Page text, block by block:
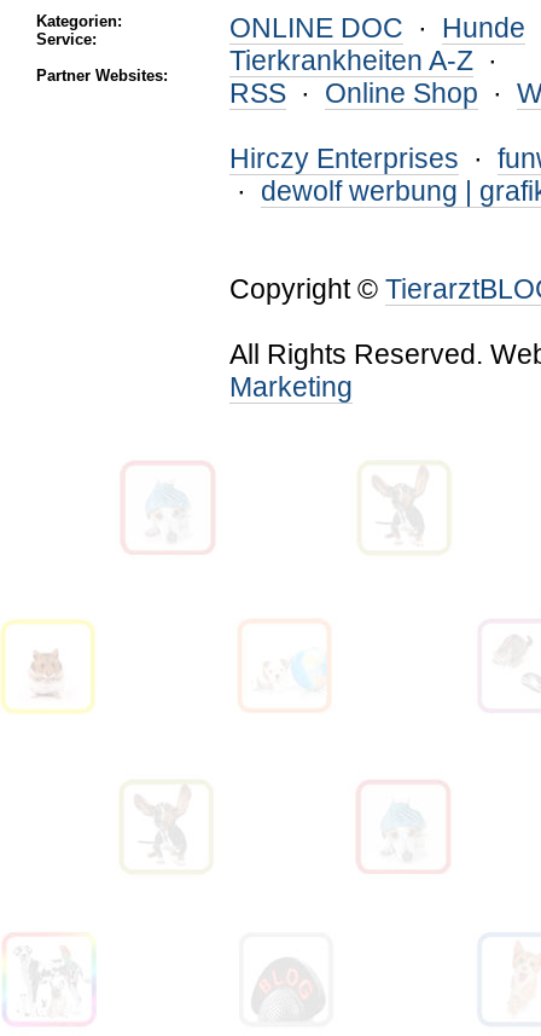
Kategorien:
Service:
Partner Websites:
ONLINE DOC · Hunde
Tierkrankheiten A-Z ·
RSS · Online Shop ·
Hirczy Enterprises ·
· dewolf werbung |
Copyright ©
All Rights Reserved.
Marketing